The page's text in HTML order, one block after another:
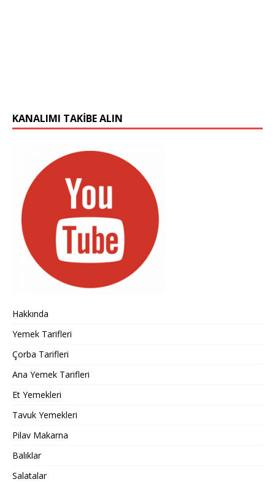
KANALIMI TAKIBE ALIN
Hakkında
Yemek Tarifleri
Çorba Tarifleri
Ana Yemek Tarifleri
Et Yemekleri
Tavuk Yemekleri
Pilav Makarna
Balıklar
Salatalar